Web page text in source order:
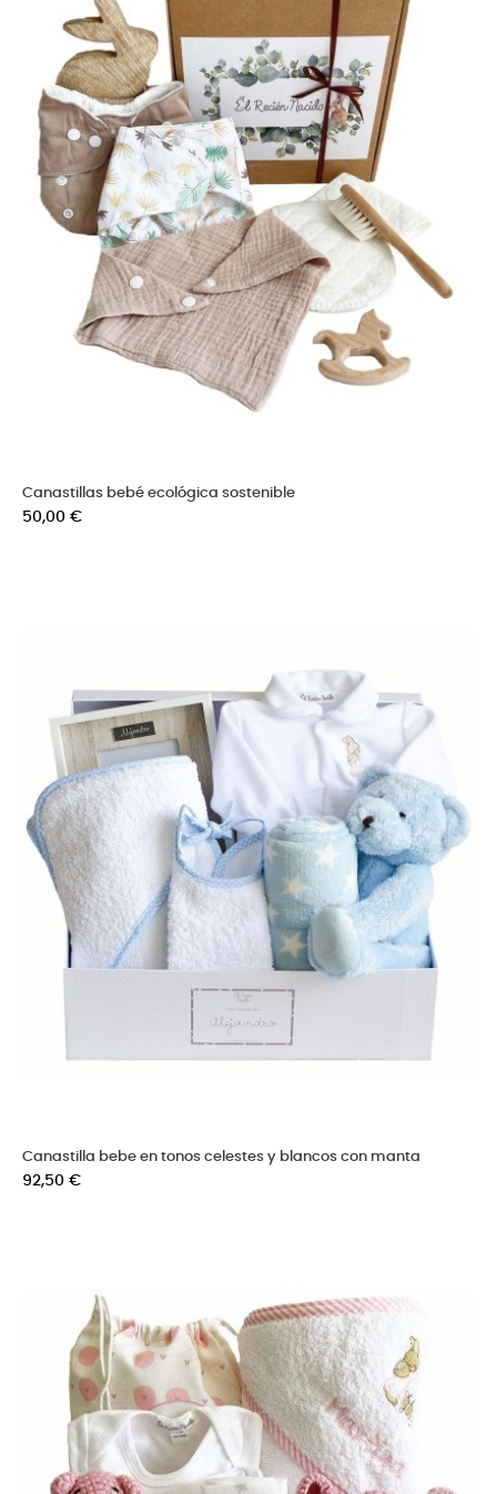
Canastillas bebé ecológica sostenible
Precio
50,00 €
Canastilla bebe en tonos celestes y blancos con manta
Precio
92,50 €